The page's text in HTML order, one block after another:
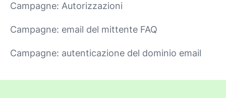
Campagne: Autorizzazioni
Campagne: email del mittente FAQ
Campagne: autenticazione del dominio email